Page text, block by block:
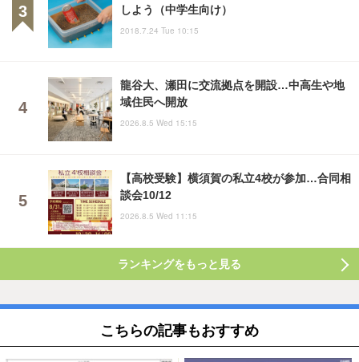
しよう（中学生向け）
2018.7.24 Tue 10:15
龍谷大、瀬田に交流拠点を開設…中高生や地
域住民へ開放
2026.8.5 Wed 15:15
【高校受験】横須賀の私立4校が参加…合同相
談会10/12
2026.8.5 Wed 11:15
ランキングをもっと見る
こちらの記事もおすすめ